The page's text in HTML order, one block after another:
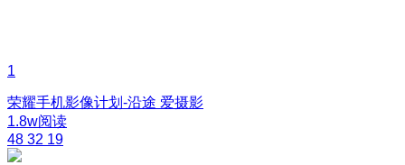
1
荣耀手机影像计划-沿途 爱摄影
1.8w阅读
48 32 19